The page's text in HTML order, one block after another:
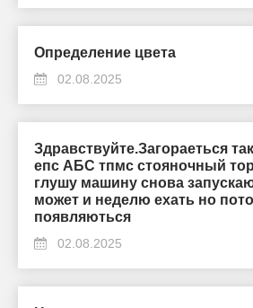
Определение цвета
02.08.2025
Здравствуйте.Загораеться
епс АБС тпмс стояночный
глушу машину снова
может и неделю ехать но
появляються
02.08.2025